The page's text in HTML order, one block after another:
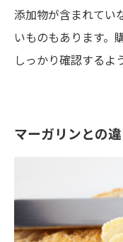
添加物が含まれてい
いものもあります。
しっかり確認するよ
マーガリンとの